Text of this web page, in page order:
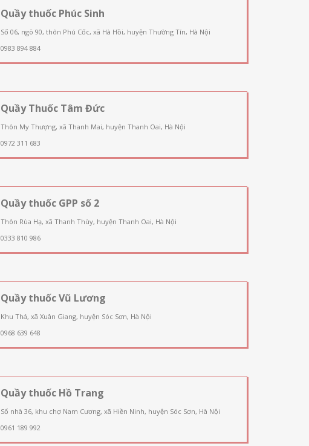
Quầy thuốc Phúc Sinh
Số 06, ngõ 90, thôn Phú Cốc, xã Hà Hồi, huyện Thường Tín, Hà Nội
0983 894 884
Quầy Thuốc Tâm Đức
Thôn My Thượng, xã Thanh Mai, huyện Thanh Oai, Hà Nội
0972 311 683
Quầy thuốc GPP số 2
Thôn Rùa Hạ, xã Thanh Thùy, huyện Thanh Oai, Hà Nội
0333 810 986
Quầy thuốc Vũ Lương
Khu Thá, xã Xuân Giang, huyện Sóc Sơn, Hà Nội
0968 639 648
Quầy thuốc Hồ Trang
Số nhà 36, khu chợ Nam Cương, xã Hiền Ninh, huyện Sóc Sơn, Hà Nội
0961 189 992